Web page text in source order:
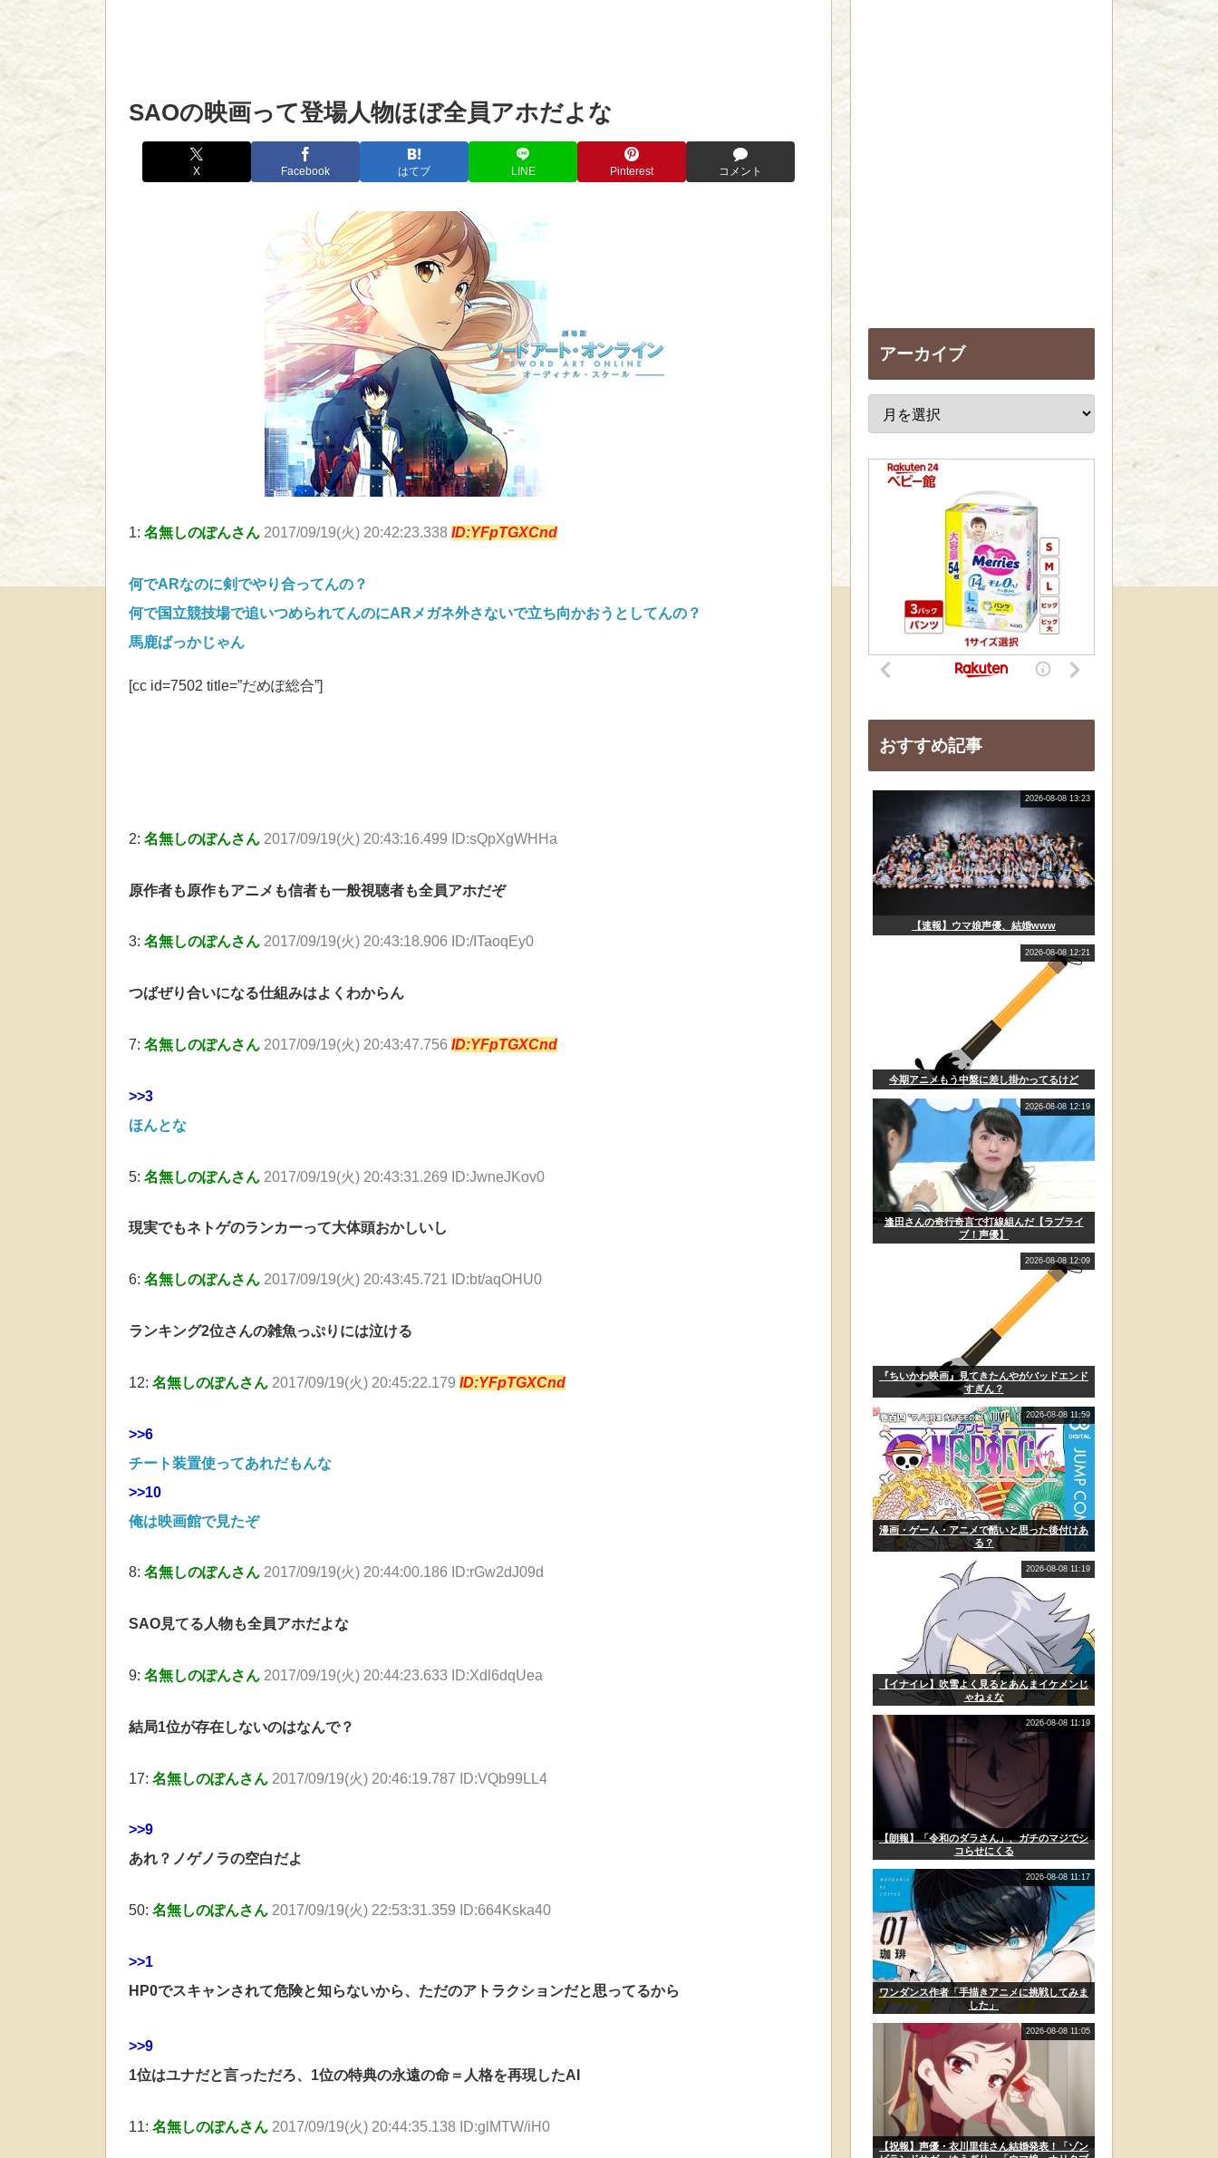
SAOの映画って登場人物ほぼ全員アホだよな
X Facebook はてブ LINE Pinterest コメント
1: 名無しのぽんさん 2017/09/19(火) 20:42:23.338 ID:YFpTGXCnd
何でARなのに剣でやり合ってんの？
何で国立競技場で追いつめられてんのにARメガネ外さないで立ち向かおうとしてんの？
馬鹿ばっかじゃん
[cc id=7502 title=”だめぽ総合”]
2: 名無しのぽんさん 2017/09/19(火) 20:43:16.499 ID:sQpXgWHHa
原作者も原作もアニメも信者も一般視聴者も全員アホだぞ
3: 名無しのぽんさん 2017/09/19(火) 20:43:18.906 ID:/ITaoqEy0
つばぜり合いになる仕組みはよくわからん
7: 名無しのぽんさん 2017/09/19(火) 20:43:47.756 ID:YFpTGXCnd
>>3
ほんとな
5: 名無しのぽんさん 2017/09/19(火) 20:43:31.269 ID:JwneJKov0
現実でもネトゲのランカーって大体頭おかしいし
6: 名無しのぽんさん 2017/09/19(火) 20:43:45.721 ID:bt/aqOHU0
ランキング2位さんの雑魚っぷりには泣ける
12: 名無しのぽんさん 2017/09/19(火) 20:45:22.179 ID:YFpTGXCnd
>>6
チート装置使ってあれだもんな
>>10
俺は映画館で見たぞ
8: 名無しのぽんさん 2017/09/19(火) 20:44:00.186 ID:rGw2dJ09d
SAO見てる人物も全員アホだよな
9: 名無しのぽんさん 2017/09/19(火) 20:44:23.633 ID:Xdl6dqUea
結局1位が存在しないのはなんで？
17: 名無しのぽんさん 2017/09/19(火) 20:46:19.787 ID:VQb99LL4
>>9
あれ？ノゲノラの空白だよ
50: 名無しのぽんさん 2017/09/19(火) 22:53:31.359 ID:664Kska40
>>1
HP0でスキャンされて危険と知らないから、ただのアトラクションだと思ってるから
>>9
1位はユナだと言っただろ、1位の特典の永遠の命＝人格を再現したAI
11: 名無しのぽんさん 2017/09/19(火) 20:44:35.138 ID:glMTW/iH0
アーカイブ
おすすめ記事
【速報】ウマ娘声優、結婚www
2026-08-08 13:23
今期アニメもう中盤に差し掛かってるけど
2026-08-08 12:21
逢田さんの奇行奇言で打線組んだ【ラブライ
ブ！声優】
2026-08-08 12:19
『ちいかわ映画』見てきたんやがバッドエンド
すぎん？
2026-08-08 12:09
漫画・ゲーム・アニメで酷いと思った後付けあ
る？
2026-08-08 11:59
【イナイレ】吹雪よく見るとあんまイケメンじ
ゃねぇな
2026-08-08 11:19
【朗報】「令和のダラさん」、ガチのマジでシ
コらせにくる
2026-08-08 11:19
ワンダンス作者「手描きアニメに挑戦してみま
した」
2026-08-08 11:17
【祝報】声優・衣川里佳さん結婚発表！「ゾン
2026-08-08 11:05